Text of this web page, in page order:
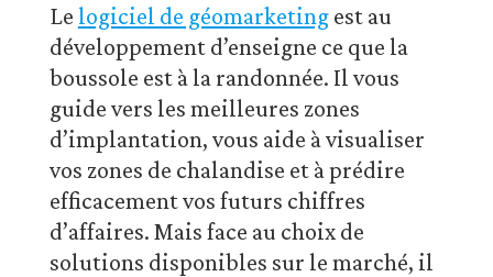
Le logiciel de géomarketingest au
développement d’enseigne ce que la
boussole est à la randonnée. Il vous
guide vers les meilleures zones
d’implantation, vous aide à visualiser
vos zones de chalandise et à prédire
efficacement vos futurs chiffres
d’affaires. Mais face au choix de
solutions disponibles sur le marché, il